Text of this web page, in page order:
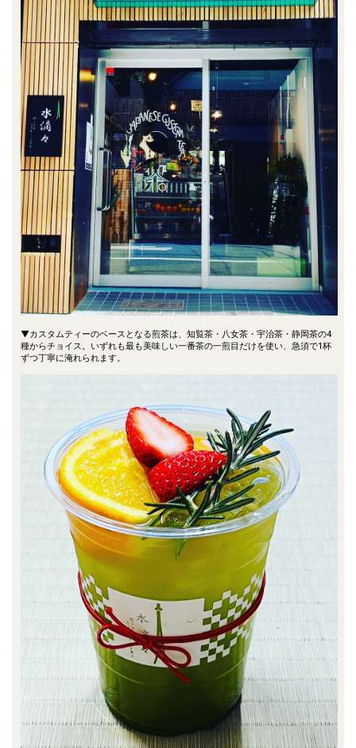
▼カスタムティーのベースとなる煎茶は、知覧茶・八女茶・宇治茶・静岡茶の4
種からチョイス。いずれも最も美味しい一番茶の一煎目だけを使い、急須で1杯
ずつ丁寧に淹れられます。